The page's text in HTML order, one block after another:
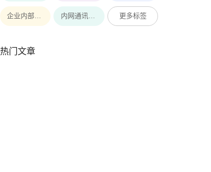
企业内部即时通讯 内网通讯软件 更多标签
热门文章